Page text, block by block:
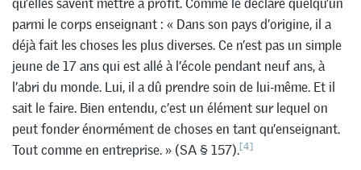
parmi le corps enseignant : « Dans son pays d’origine, il a
déjà fait les choses les plus diverses. Ce n’est pas un simple
jeune de 17 ans qui est allé à l’école pendant neuf ans, à
l’abri du monde. Lui, il a dû prendre soin de lui-même. Et il
sait le faire. Bien entendu, c’est un élément sur lequel on
peut fonder énormément de choses en tant qu’enseignant.
Tout comme en entreprise. » (SA § 157).[4]